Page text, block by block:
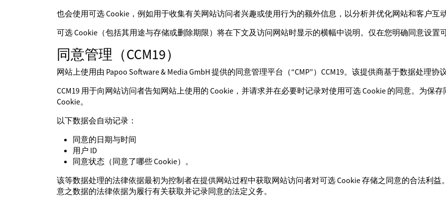
也会使用可选 Cookie，例如用于收集有关网站访问者兴趣或使用行为的额外信息，以分析并优化网站和客户互
可选 Cookie（包括其用途与存储或删除期限）将在下文及访问网站时显示的横幅中说明。仅在您明确同意设置
同意管理（CCM19）
网站上使用由 Papoo Software & Media GmbH 提供的同意管理平台（“CMP”）CCM19。该提供商基于数据处理
CCM19 用于向网站访问者告知网站上使用的 Cookie，并请求并在必要时记录对使用可选 Cookie 的同意。为保
Cookie。
以下数据会自动记录：
同意的日期与时间
用户 ID
同意状态（同意了哪些 Cookie）。
该等数据处理的法律依据最初为控制者在提供网站过程中获取网站访问者对可选 Cookie 存储之同意的合法利
意之数据的法律依据为履行有关获取并记录同意的法定义务。